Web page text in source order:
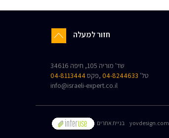
חזור למעלה
שד' מוריה 105, חיפה 34616
טל' 04-8244633 ,פקס04-8113444
info@israeli-expert.co.il
בניית אתרים yovdesign.com